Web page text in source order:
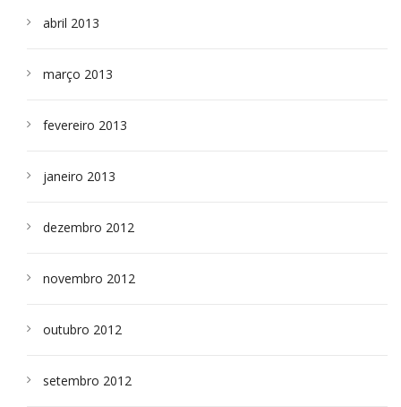
abril 2013
março 2013
fevereiro 2013
janeiro 2013
dezembro 2012
novembro 2012
outubro 2012
setembro 2012